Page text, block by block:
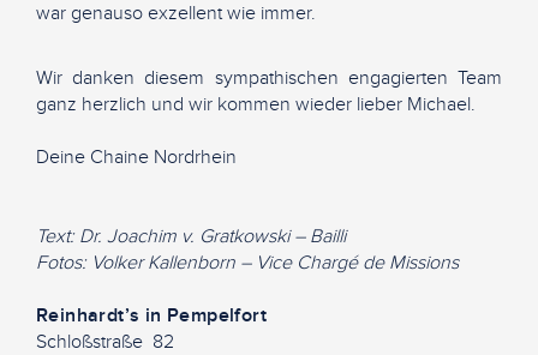
war genauso exzellent wie immer.
Wir danken diesem sympathischen engagierten Team
ganz herzlich und wir kommen wieder lieber Michael.
Deine Chaine Nordrhein
Text: Dr. Joachim v. Gratkowski – Bailli
Fotos: Volker Kallenborn – Vice Chargé de Missions
Reinhardt’s in Pempelfort
Schloßstraße 82